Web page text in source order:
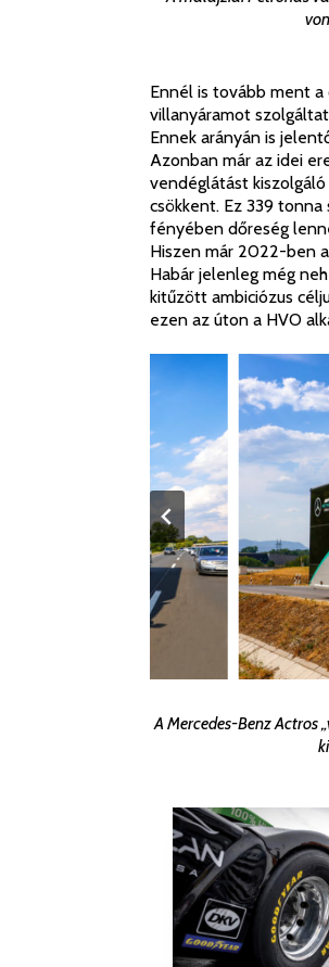
Ennél is tovább ment a
villanyáramot
Ennek arányán is
Azonban már az idei
vendéglátást
csökkent. Ez 339
fényében dőreség
Hiszen már 2022-ben
Habár jelenleg még
kitűzött ambiciózus
ezen az úton a HVO
A Mercedes-Benz Actros